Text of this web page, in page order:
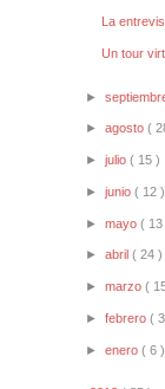
La
Un tour
►
►agosto(
►julio( 15 )
►junio( 12 )
►mayo( 13
►abril( 24 )
►marzo(
►febrero(
►enero( 6 )